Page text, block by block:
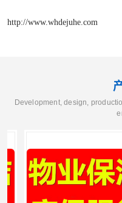
http://www.whdejuhe.com
Development, design,